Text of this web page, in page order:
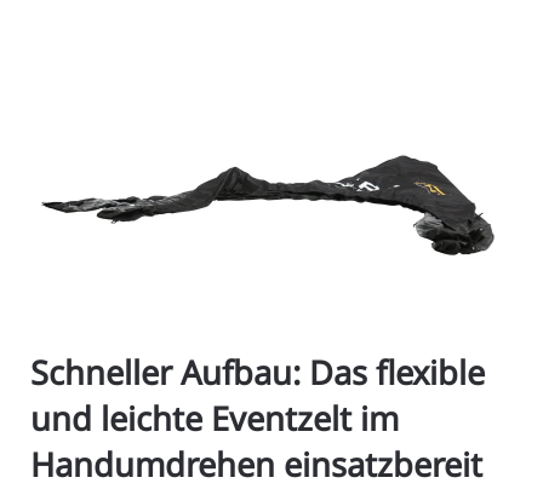
Schneller Aufbau: Das flexible
und leichte Eventzelt im
Handumdrehen einsatzbereit